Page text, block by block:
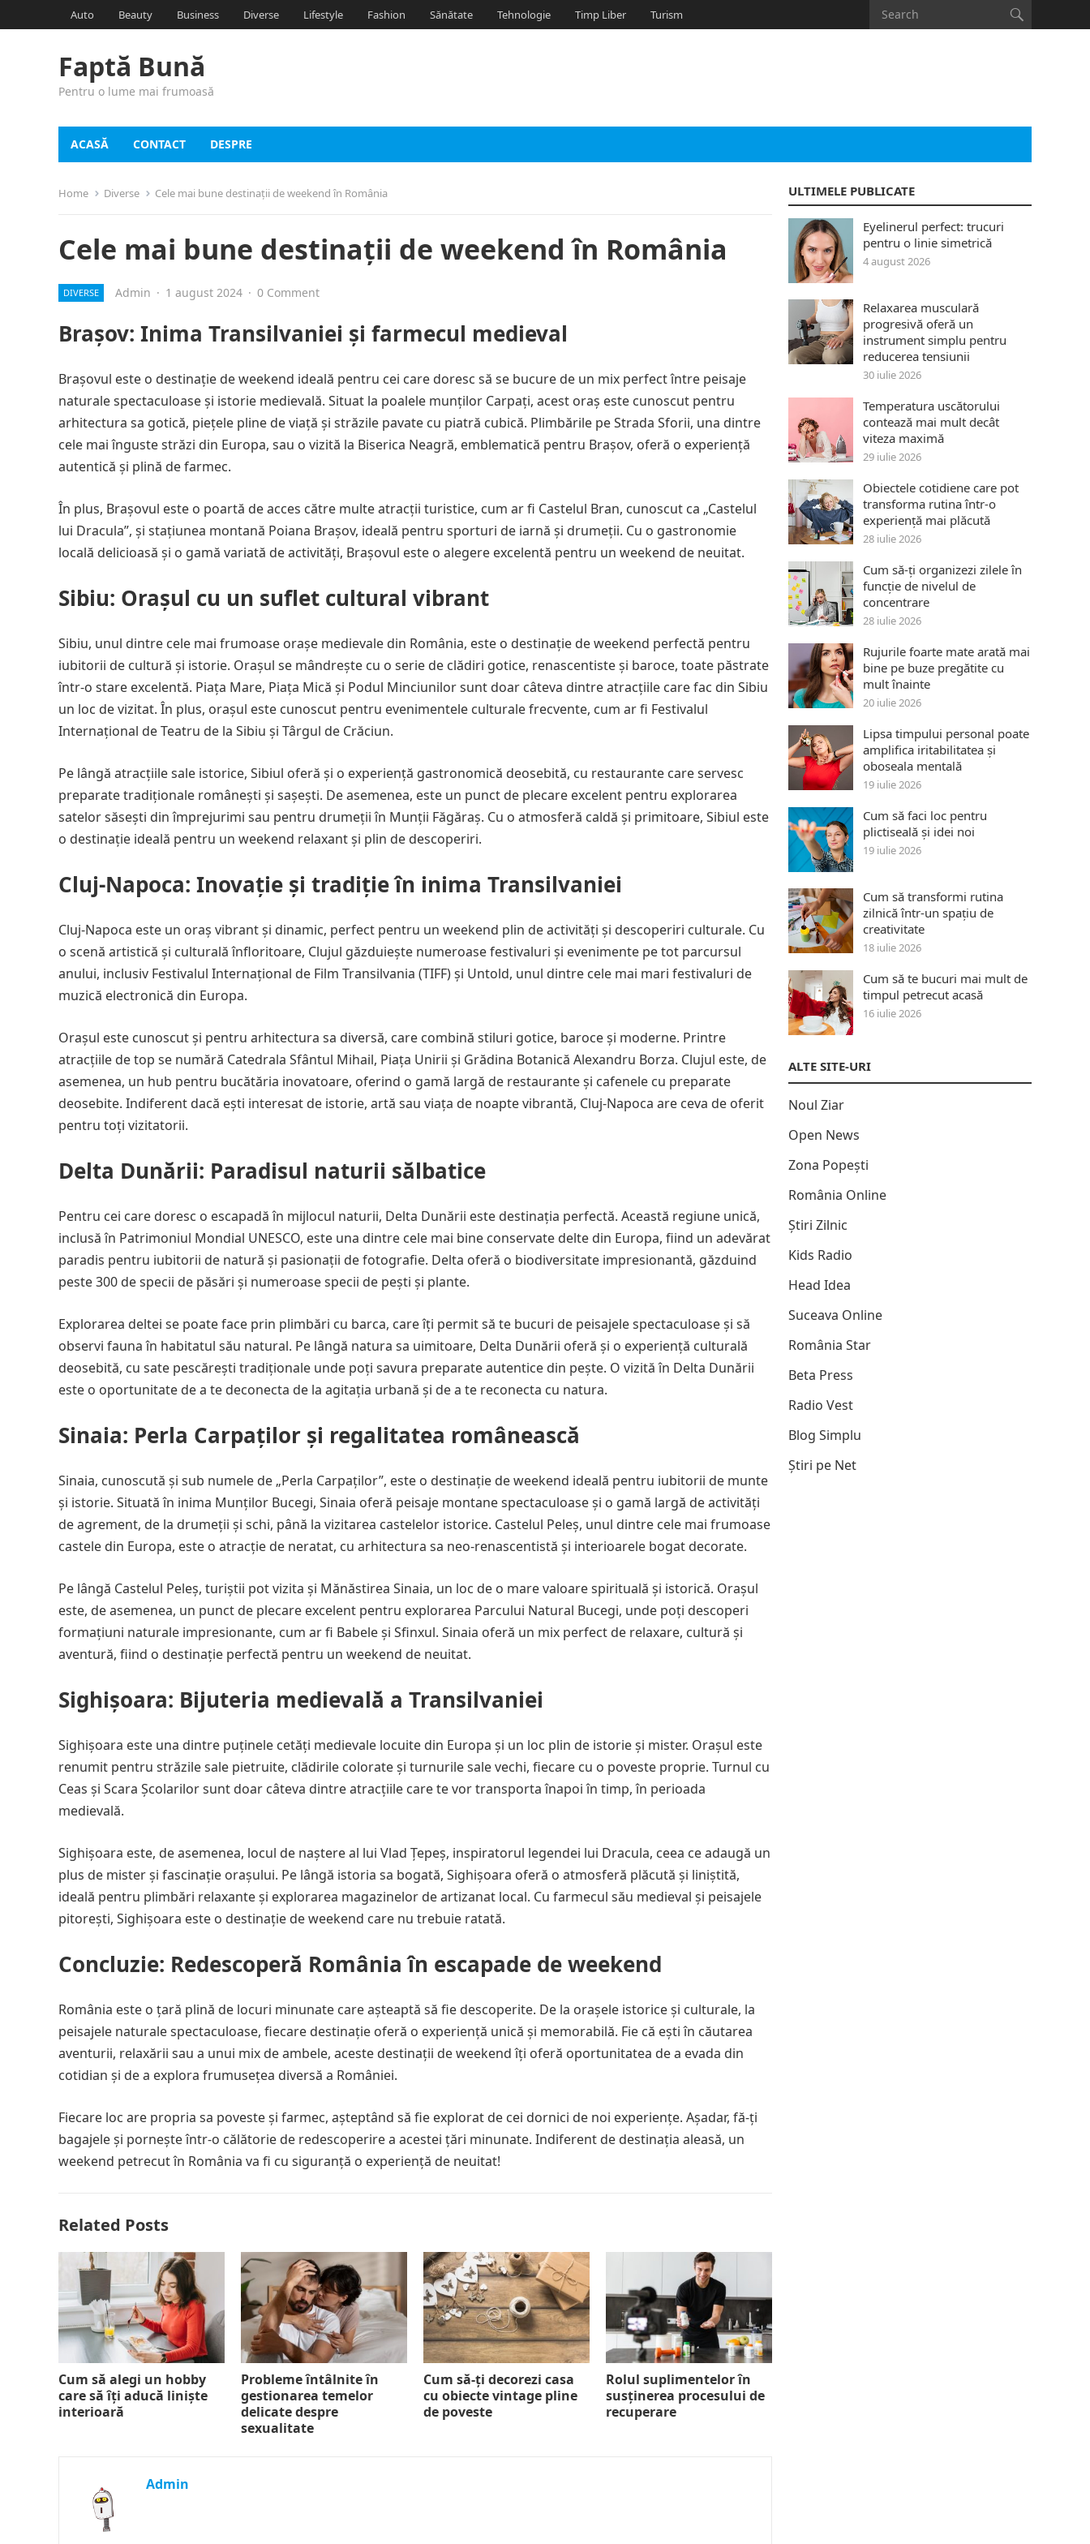
Auto Beauty Business Diverse Lifestyle Fashion Sănătate Tehnologie Timp Liber Turism
Faptă Bună
Pentru o lume mai frumoasă
ACASĂ CONTACT DESPRE
Home Diverse Cele mai bune destinații de weekend în România
Cele mai bune destinații de weekend în România
DIVERSE Admin · 1 august 2024 · 0 Comment
Brașov: Inima Transilvaniei și farmecul medieval
Brașovul este o destinație de weekend ideală pentru cei care doresc să se bucure de un mix perfect între peisaje
naturale spectaculoase și istorie medievală. Situat la poalele munților Carpați, acest oraș este cunoscut pentru
arhitectura sa gotică, piețele pline de viață și străzile pavate cu piatră cubică. Plimbările pe Strada Sforii, una dintre
cele mai înguste străzi din Europa, sau o vizită la Biserica Neagră, emblematică pentru Brașov, oferă o experiență
autentică și plină de farmec.
În plus, Brașovul este o poartă de acces către multe atracții turistice, cum ar fi Castelul Bran, cunoscut ca „Castelul
lui Dracula”, și stațiunea montană Poiana Brașov, ideală pentru sporturi de iarnă și drumeții. Cu o gastronomie
locală delicioasă și o gamă variată de activități, Brașovul este o alegere excelentă pentru un weekend de neuitat.
Sibiu: Orașul cu un suflet cultural vibrant
Sibiu, unul dintre cele mai frumoase orașe medievale din România, este o destinație de weekend perfectă pentru
iubitorii de cultură și istorie. Orașul se mândrește cu o serie de clădiri gotice, renascentiste și baroce, toate păstrate
într-o stare excelentă. Piața Mare, Piața Mică și Podul Minciunilor sunt doar câteva dintre atracțiile care fac din Sibiu
un loc de vizitat. În plus, orașul este cunoscut pentru evenimentele culturale frecvente, cum ar fi Festivalul
Internațional de Teatru de la Sibiu și Târgul de Crăciun.
Pe lângă atracțiile sale istorice, Sibiul oferă și o experiență gastronomică deosebită, cu restaurante care servesc
preparate tradiționale românești și sașești. De asemenea, este un punct de plecare excelent pentru explorarea
satelor săsești din împrejurimi sau pentru drumeții în Munții Făgăraș. Cu o atmosferă caldă și primitoare, Sibiul este
o destinație ideală pentru un weekend relaxant și plin de descoperiri.
Cluj-Napoca: Inovație și tradiție în inima Transilvaniei
Cluj-Napoca este un oraș vibrant și dinamic, perfect pentru un weekend plin de activități și descoperiri culturale. Cu
o scenă artistică și culturală înfloritoare, Clujul găzduiește numeroase festivaluri și evenimente pe tot parcursul
anului, inclusiv Festivalul Internațional de Film Transilvania (TIFF) și Untold, unul dintre cele mai mari festivaluri de
muzică electronică din Europa.
Orașul este cunoscut și pentru arhitectura sa diversă, care combină stiluri gotice, baroce și moderne. Printre
atracțiile de top se numără Catedrala Sfântul Mihail, Piața Unirii și Grădina Botanică Alexandru Borza. Clujul este, de
asemenea, un hub pentru bucătăria inovatoare, oferind o gamă largă de restaurante și cafenele cu preparate
deosebite. Indiferent dacă ești interesat de istorie, artă sau viața de noapte vibrantă, Cluj-Napoca are ceva de oferit
pentru toți vizitatorii.
Delta Dunării: Paradisul naturii sălbatice
Pentru cei care doresc o escapadă în mijlocul naturii, Delta Dunării este destinația perfectă. Această regiune unică,
inclusă în Patrimoniul Mondial UNESCO, este una dintre cele mai bine conservate delte din Europa, fiind un adevărat
paradis pentru iubitorii de natură și pasionații de fotografie. Delta oferă o biodiversitate impresionantă, găzduind
peste 300 de specii de păsări și numeroase specii de pești și plante.
Explorarea deltei se poate face prin plimbări cu barca, care îți permit să te bucuri de peisajele spectaculoase și să
observi fauna în habitatul său natural. Pe lângă natura sa uimitoare, Delta Dunării oferă și o experiență culturală
deosebită, cu sate pescărești tradiționale unde poți savura preparate autentice din pește. O vizită în Delta Dunării
este o oportunitate de a te deconecta de la agitația urbană și de a te reconecta cu natura.
Sinaia: Perla Carpaților și regalitatea românească
Sinaia, cunoscută și sub numele de „Perla Carpaților”, este o destinație de weekend ideală pentru iubitorii de munte
și istorie. Situată în inima Munților Bucegi, Sinaia oferă peisaje montane spectaculoase și o gamă largă de activități
de agrement, de la drumeții și schi, până la vizitarea castelelor istorice. Castelul Peleș, unul dintre cele mai frumoase
castele din Europa, este o atracție de neratat, cu arhitectura sa neo-renascentistă și interioarele bogat decorate.
Pe lângă Castelul Peleș, turiștii pot vizita și Mănăstirea Sinaia, un loc de o mare valoare spirituală și istorică. Orașul
este, de asemenea, un punct de plecare excelent pentru explorarea Parcului Natural Bucegi, unde poți descoperi
formațiuni naturale impresionante, cum ar fi Babele și Sfinxul. Sinaia oferă un mix perfect de relaxare, cultură și
aventură, fiind o destinație perfectă pentru un weekend de neuitat.
Sighișoara: Bijuteria medievală a Transilvaniei
Sighișoara este una dintre puținele cetăți medievale locuite din Europa și un loc plin de istorie și mister. Orașul este
renumit pentru străzile sale pietruite, clădirile colorate și turnurile sale vechi, fiecare cu o poveste proprie. Turnul cu
Ceas și Scara Școlarilor sunt doar câteva dintre atracțiile care te vor transporta înapoi în timp, în perioada
medievală.
Sighișoara este, de asemenea, locul de naștere al lui Vlad Țepeș, inspiratorul legendei lui Dracula, ceea ce adaugă un
plus de mister și fascinație orașului. Pe lângă istoria sa bogată, Sighișoara oferă o atmosferă plăcută și liniștită,
ideală pentru plimbări relaxante și explorarea magazinelor de artizanat local. Cu farmecul său medieval și peisajele
pitorești, Sighișoara este o destinație de weekend care nu trebuie ratată.
Concluzie: Redescoperă România în escapade de weekend
România este o țară plină de locuri minunate care așteaptă să fie descoperite. De la orașele istorice și culturale, la
peisajele naturale spectaculoase, fiecare destinație oferă o experiență unică și memorabilă. Fie că ești în căutarea
aventurii, relaxării sau a unui mix de ambele, aceste destinații de weekend îți oferă oportunitatea de a evada din
cotidian și de a explora frumusețea diversă a României.
Fiecare loc are propria sa poveste și farmec, așteptând să fie explorat de cei dornici de noi experiențe. Așadar, fă-ți
bagajele și pornește într-o călătorie de redescoperire a acestei țări minunate. Indiferent de destinația aleasă, un
weekend petrecut în România va fi cu siguranță o experiență de neuitat!
Related Posts
Cum să alegi un hobby
care să îți aducă liniște
interioară
Probleme întâlnite în
gestionarea temelor
delicate despre
sexualitate
Cum să-ți decorezi casa
cu obiecte vintage pline
de poveste
Rolul suplimentelor în
susținerea procesului de
recuperare
Admin
ULTIMELE PUBLICATE
Eyelinerul perfect: trucuri
pentru o linie simetrică
4 august 2026
Relaxarea musculară
progresivă oferă un
instrument simplu pentru
reducerea tensiunii
30 iulie 2026
Temperatura uscătorului
contează mai mult decât
viteza maximă
29 iulie 2026
Obiectele cotidiene care pot
transforma rutina într-o
experiență mai plăcută
28 iulie 2026
Cum să-ți organizezi zilele în
funcție de nivelul de
concentrare
28 iulie 2026
Rujurile foarte mate arată mai
bine pe buze pregătite cu
mult înainte
20 iulie 2026
Lipsa timpului personal poate
amplifica iritabilitatea și
oboseala mentală
19 iulie 2026
Cum să faci loc pentru
plictiseală și idei noi
19 iulie 2026
Cum să transformi rutina
zilnică într-un spațiu de
creativitate
18 iulie 2026
Cum să te bucuri mai mult de
timpul petrecut acasă
16 iulie 2026
ALTE SITE-URI
Noul Ziar
Open News
Zona Popești
România Online
Știri Zilnic
Kids Radio
Head Idea
Suceava Online
România Star
Beta Press
Radio Vest
Blog Simplu
Știri pe Net